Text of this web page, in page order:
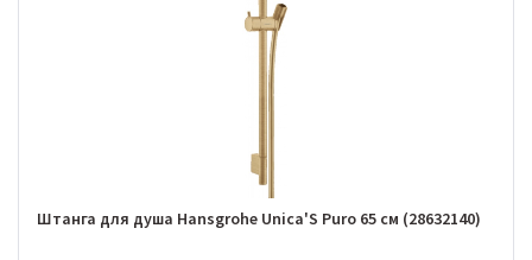
Штанга для душа Hansgrohe Unica'S Puro 65 см (28632140)